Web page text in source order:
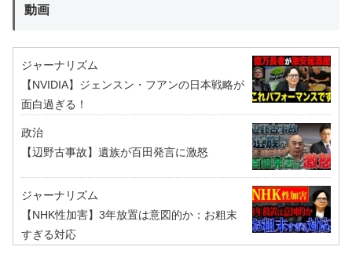
動画
ジャーナリズム
【NVIDIA】ジェンスン・フアンの日本戦略が
面白過ぎる！
政治
【辺野古事故】遺族が百田発言に激怒
ジャーナリズム
【NHK性加害】3年放置は意図的か：お粗末
すぎる対応